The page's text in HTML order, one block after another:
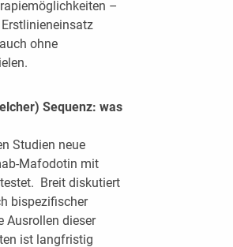
–
ohne
Sequenz: was
Studien neue
Mafodotin mit
Breit diskutiert
bispezifischer
Ausrollen dieser
ist langfristig